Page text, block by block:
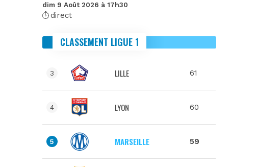
dim 9 Août 2026 à 17h30
direct
CLASSEMENT LIGUE 1
3 LILLE 61
4 LYON 60
5 MARSEILLE 59